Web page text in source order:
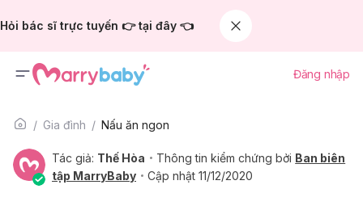
Hỏi bác sĩ trực tuyến 👉 tại đây 👈
Đăng nhập
Gia đình Nấu ăn ngon
Tác giả: Thế Hòa Thông tin kiểm chứng bởi Ban biên
tập MarryBaby
Cập nhật 11/12/2020